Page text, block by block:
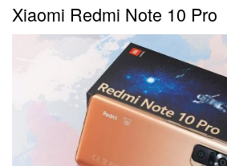
Xiaomi Redmi Note 10 Pro